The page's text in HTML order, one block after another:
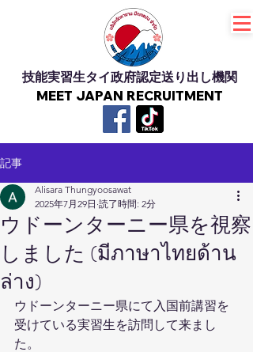
MEET JAPAN RECRUITMENT
技能実習生タイ政府認定送り出し機関
記事
ウドーンターニー県を視察
しました (มีภาษาไทยด้าน
ล่าง)
Alisara Thungyoosawat
2025年7月29日 読了時間: 2分
ウドーンターニー県にて入国前講習を
受けている実習生を訪問して来まし
た。